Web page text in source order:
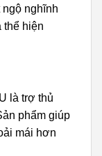
ngộ nghĩnh
thể hiện
là trợ thủ
phẩm giúp
mái hơn